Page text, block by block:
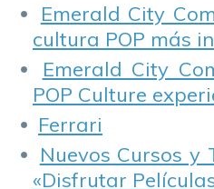
Emerald City
cultura POP más
Emerald City
POP Culture
Ferrari
Nuevos Cursos y
«Disfrutar